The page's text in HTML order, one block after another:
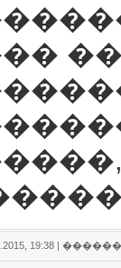
19:38 |